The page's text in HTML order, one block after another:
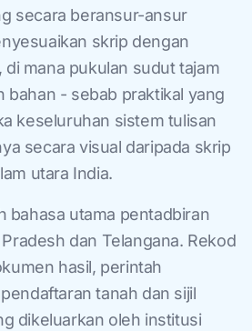
secara beransur-ansur
skrip dengan
di mana pukulan sudut tajam
bahan - sebab praktikal yang
keseluruhan sistem tulisan
secara visual daripada skrip
utara India.
bahasa utama pentadbiran
dan Telangana. Rekod
hasil, perintah
tanah dan sijil
dikeluarkan oleh institusi